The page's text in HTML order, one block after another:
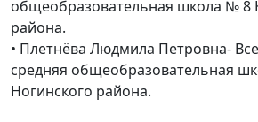
общеобразовательная школа № 8
района.
• Плетнёва Людмила Петровна-
средняя общеобразовательная
Ногинского района.